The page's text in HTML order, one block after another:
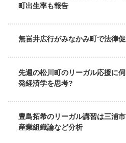
町出生率も報告
無畄井広行がみなかみ町で法律
先週の松川町のリーガル応援に
発経済学を思考?
豊島拓希のリーガル講習は三浦
産業組織論など分析